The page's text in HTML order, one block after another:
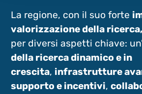
La regione, con il suo forte
valorizzazione della ricerca,
per diversi aspetti chiave:
della ricerca dinamico e in
crescita, infrastrutture
supporto e incentivi,